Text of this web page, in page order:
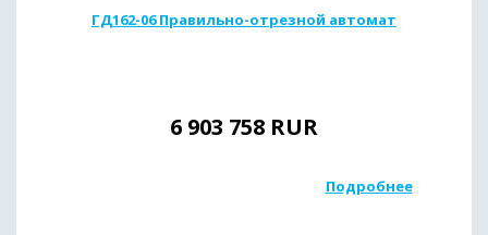
ГД162-06 Правильно-отрезной автомат
6 903 758 RUR
Подробнее